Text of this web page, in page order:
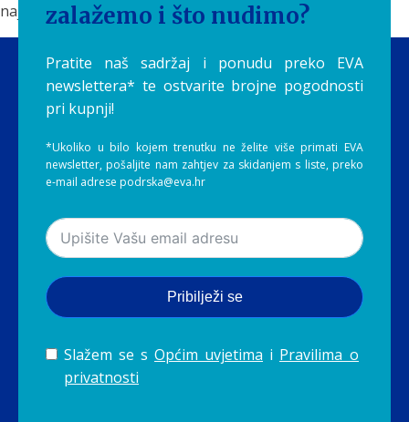
najjednostavnija – čaša čiste vode.
zalažemo i što nudimo?
Pratite naš sadržaj i ponudu preko EVA
newslettera* te ostvarite brojne pogodnosti
pri kupnji!
*Ukoliko u bilo kojem trenutku ne želite više primati EVA
newsletter, pošaljite nam zahtjev za skidanjem s liste, preko
e-mail adrese podrska@eva.hr
Pribilježi se
Slažem se s Općim uvjetima i Pravilima o
privatnosti